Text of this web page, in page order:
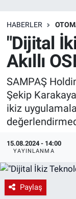
HABERLER
"Dijital
Akıllı
SAMPAŞ
Şekip
ikiz
15.08.2024 - 14:00
YAYINLANMA
Paylaş
Depolama
İnşaat ve
HaberOrtak
EndüstriST
Endüstri
Ağır Sanayi